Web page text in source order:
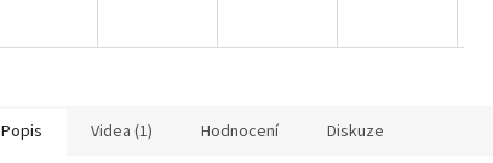
Popis Videa (1) Hodnocení Diskuze